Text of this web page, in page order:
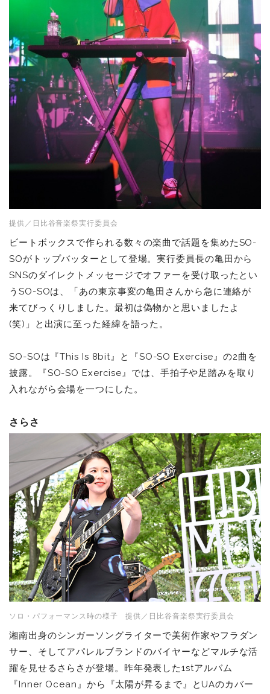
提供／日比谷音楽祭実行委員会
ビートボックスで作られる数々の楽曲で話題を集めたSO-
SOがトップバッターとして登場。実行委員長の亀田から
SNSのダイレクトメッセージでオファーを受け取ったとい
うSO-SOは、「あの東京事変の亀田さんから急に連絡が
来てびっくりしました。最初は偽物かと思いましたよ
(笑)」と出演に至った経緯を語った。
SO-SOは『This Is 8bit』と『SO-SO Exercise』の2曲を
披露。『SO-SO Exercise』では、手拍子や足踏みを取り
入れながら会場を一つにした。
さらさ
ソロ・パフォーマンス時の様子 提供／日比谷音楽祭実行委員会
湘南出身のシンガーソングライターで美術作家やフラダン
サー、そしてアパレルブランドのバイヤーなどマルチな活
躍を見せるさらさが登場。昨年発表した1stアルバム
『Inner Ocean』から『太陽が昇るまで』とUAのカバー